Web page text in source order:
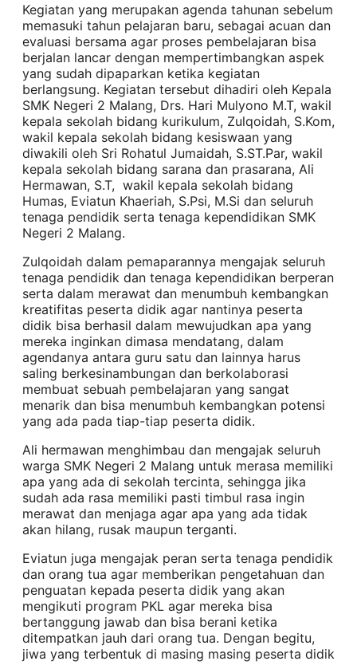
Kegiatan yang merupakan agenda tahunan sebelum
memasuki tahun pelajaran baru, sebagai acuan dan
evaluasi bersama agar proses pembelajaran bisa
berjalan lancar dengan mempertimbangkan aspek
yang sudah dipaparkan ketika kegiatan
berlangsung. Kegiatan tersebut dihadiri oleh Kepala
SMK Negeri 2 Malang, Drs. Hari Mulyono M.T, wakil
kepala sekolah bidang kurikulum, Zulqoidah, S.Kom,
wakil kepala sekolah bidang kesiswaan yang
diwakili oleh Sri Rohatul Jumaidah, S.ST.Par, wakil
kepala sekolah bidang sarana dan prasarana, Ali
Hermawan, S.T, wakil kepala sekolah bidang
Humas, Eviatun Khaeriah, S.Psi, M.Si dan seluruh
tenaga pendidik serta tenaga kependidikan SMK
Negeri 2 Malang.
Zulqoidah dalam pemaparannya mengajak seluruh
tenaga pendidik dan tenaga kependidikan berperan
serta dalam merawat dan menumbuh kembangkan
kreatifitas peserta didik agar nantinya peserta
didik bisa berhasil dalam mewujudkan apa yang
mereka inginkan dimasa mendatang, dalam
agendanya antara guru satu dan lainnya harus
saling berkesinambungan dan berkolaborasi
membuat sebuah pembelajaran yang sangat
menarik dan bisa menumbuh kembangkan potensi
yang ada pada tiap-tiap peserta didik.
Ali hermawan menghimbau dan mengajak seluruh
warga SMK Negeri 2 Malang untuk merasa memiliki
apa yang ada di sekolah tercinta, sehingga jika
sudah ada rasa memiliki pasti timbul rasa ingin
merawat dan menjaga agar apa yang ada tidak
akan hilang, rusak maupun terganti.
Eviatun juga mengajak peran serta tenaga pendidik
dan orang tua agar memberikan pengetahuan dan
penguatan kepada peserta didik yang akan
mengikuti program PKL agar mereka bisa
bertanggung jawab dan bisa berani ketika
ditempatkan jauh dari orang tua. Dengan begitu,
jiwa yang terbentuk di masing masing peserta didik